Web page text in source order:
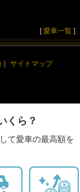
[愛車一覧 ]
｜ サイトマップ
くら？
て愛車の最高額を